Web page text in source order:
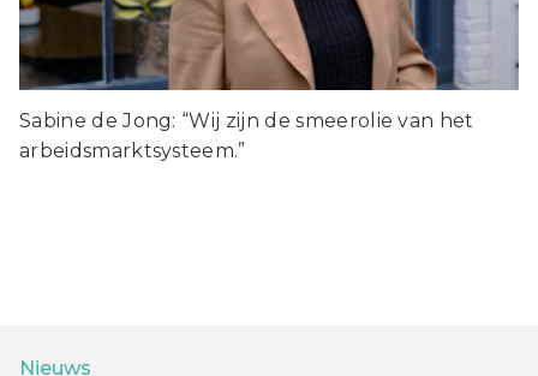
Sabine de Jong: “Wij zijn de smeerolie van het
arbeidsmarktsysteem.”
Nieuws